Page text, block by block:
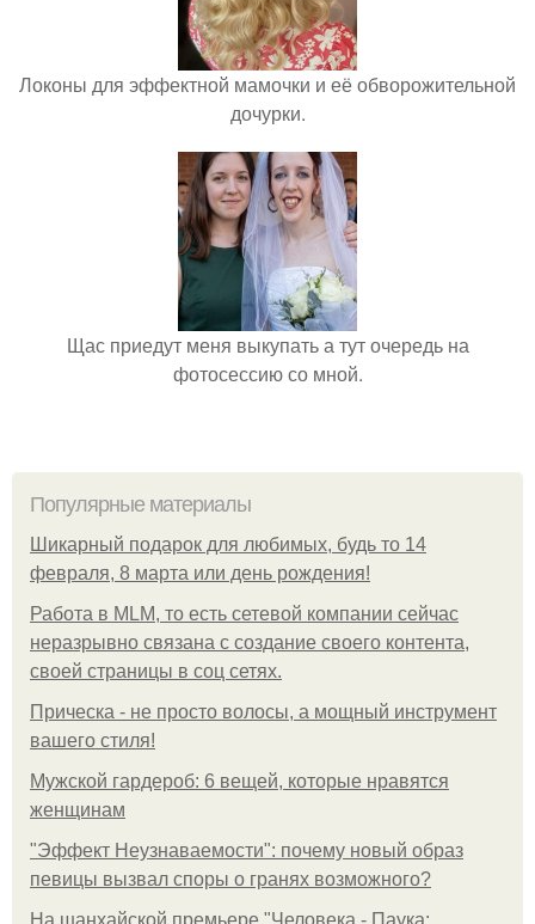
Локоны для эффектной мамочки и её обворожительной
дочурки.
Щас приедут меня выкупать а тут очередь на
фотосессию со мной.
Популярные материалы
Шикарный подарок для любимых, будь то 14
февраля, 8 марта или день рождения!
Работа в MLM, то есть сетевой компании сейчас
неразрывно связана с создание своего контента,
своей страницы в соц сетях.
Прическа - не просто волосы, а мощный инструмент
вашего стиля!
Мужской гардероб: 6 вещей, которые нравятся
женщинам
"Эффект Неузнаваемости": почему новый образ
певицы вызвал споры о гранях возможного?
На шанхайской премьере "Человека - Паука: